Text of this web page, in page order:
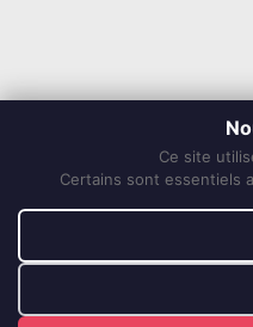
Ce site
Certains sont essentiels